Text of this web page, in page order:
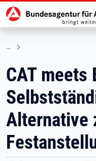
zu den Hauptinhalten
CAT meets
Alternative